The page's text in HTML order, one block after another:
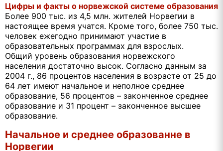
Цифры и факты о норвежской системе образования
Более 900 тыс. из 4,5 млн. жителей Норвегии в
настоящее время учатся. Кроме того, более 750 тыс.
человек ежегодно принимают участие в
образовательных программах для взрослых.
Общий уровень образования норвежского
населения достаточно высок. Согласно данным за
2004 г., 86 процентов населения в возрасте от 25 до
64 лет имеют начальное и неполное среднее
образование, 56 процентов – законченное среднее
образование и 31 процент – законченное высшее
образование.
Начальное и среднее образованне в
Норвегии